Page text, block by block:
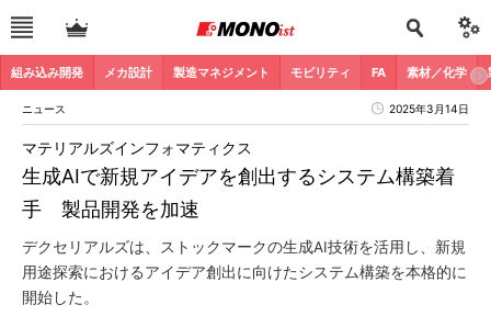
組み込み開発 メカ設計 製造マネジメント モビリティ FA 素材／化学
ニュース 2025年3月14日
生成AIで新規アイデアを創出するシステム構築着
手 製品開発を加速
マテリアルズインフォマティクス
デクセリアルズは、ストックマークの生成AI技術を活用し、新規
用途探索におけるアイデア創出に向けたシステム構築を本格的に
開始した。